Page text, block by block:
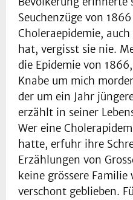
Seuchenzüge von
Choleraepidemie,
hat, vergisst sie nie.
die Epidemie von
Knabe um mich
der um ein Jahr
erzählt in seiner
Wer eine
hatte, erfuhr ihre
Erzählungen von
keine grössere
verschont geblieben.